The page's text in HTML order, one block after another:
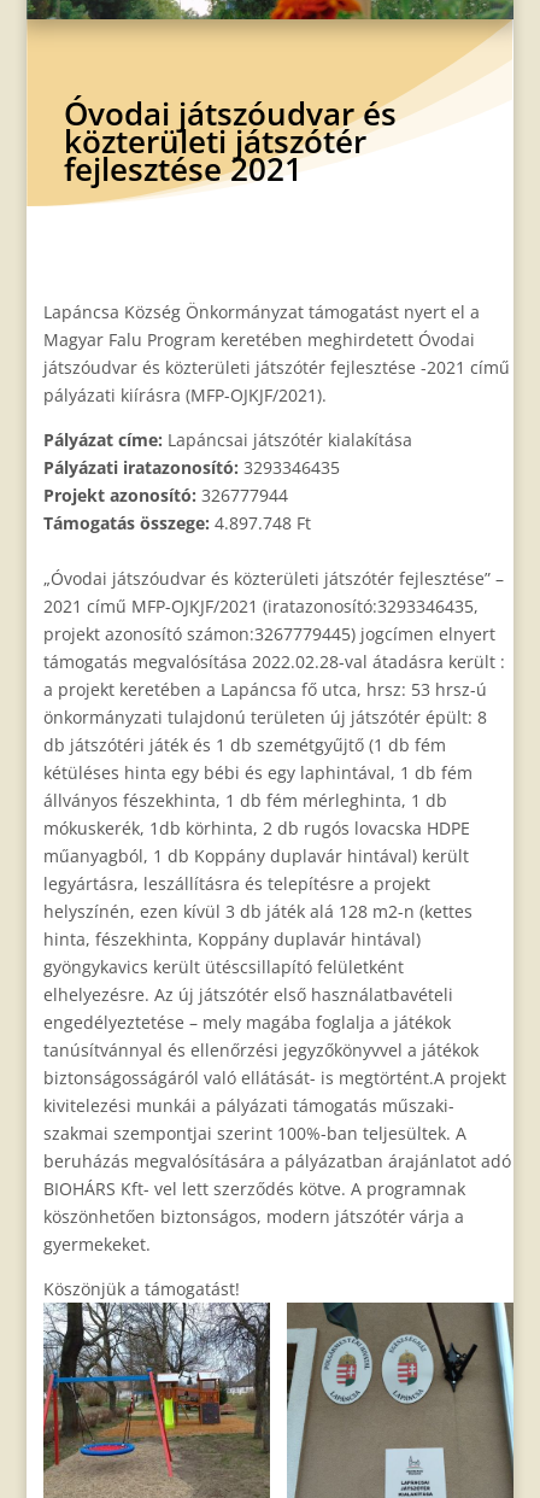
Óvodai játszóudvar és
közterületi játszótér
fejlesztése 2021
Lapáncsa Község Önkormányzat támogatást nyert el a
Magyar Falu Program keretében meghirdetett Óvodai
játszóudvar és közterületi játszótér fejlesztése -2021 című
pályázati kiírásra (MFP-OJKJF/2021).
Pályázat címe: Lapáncsai játszótér kialakítása
Pályázati iratazonosító: 3293346435
Projekt azonosító: 326777944
Támogatás összege: 4.897.748 Ft
„Óvodai játszóudvar és közterületi játszótér fejlesztése” –
2021 című MFP-OJKJF/2021 (iratazonosító:3293346435,
projekt azonosító számon:3267779445) jogcímen elnyert
támogatás megvalósítása 2022.02.28-val átadásra került :
a projekt keretében a Lapáncsa fő utca, hrsz: 53 hrsz-ú
önkormányzati tulajdonú területen új játszótér épült: 8
db játszótéri játék és 1 db szemétgyűjtő (1 db fém
kétüléses hinta egy bébi és egy laphintával, 1 db fém
állványos fészekhinta, 1 db fém mérleghinta, 1 db
mókuskerék, 1db körhinta, 2 db rugós lovacska HDPE
műanyagból, 1 db Koppány duplavár hintával) került
legyártásra, leszállításra és telepítésre a projekt
helyszínén, ezen kívül 3 db játék alá 128 m2-n (kettes
hinta, fészekhinta, Koppány duplavár hintával)
gyöngykavics került ütéscsillapító felületként
elhelyezésre. Az új játszótér első használatbavételi
engedélyeztetése – mely magába foglalja a játékok
tanúsítvánnyal és ellenőrzési jegyzőkönyvvel a játékok
biztonságosságáról való ellátását- is megtörtént.A projekt
kivitelezési munkái a pályázati támogatás műszaki-
szakmai szempontjai szerint 100%-ban teljesültek. A
beruházás megvalósítására a pályázatban árajánlatot adó
BIOHÁRS Kft- vel lett szerződés kötve. A programnak
köszönhetően biztonságos, modern játszótér várja a
gyermekeket.
Köszönjük a támogatást!